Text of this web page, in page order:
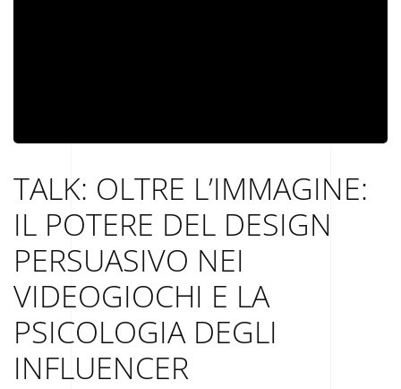
TALK: OLTRE L’IMMAGINE:
IL POTERE DEL DESIGN
PERSUASIVO NEI
VIDEOGIOCHI E LA
PSICOLOGIA DEGLI
INFLUENCER